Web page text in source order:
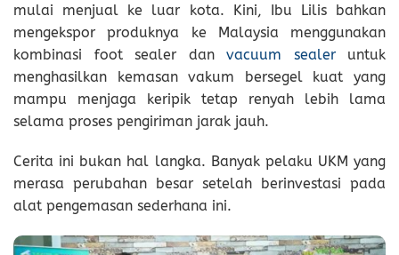
mulai menjual ke luar kota. Kini, Ibu Lilis bahkan
mengekspor produknya ke Malaysia menggunakan
kombinasi foot sealer dan vacuum sealeruntuk
menghasilkan kemasan vakum bersegel kuat yang
mampu menjaga keripik tetap renyah lebih lama
selama proses pengiriman jarak jauh.
Cerita ini bukan hal langka. Banyak pelaku UKM yang
merasa perubahan besar setelah berinvestasi pada
alat pengemasan sederhana ini.